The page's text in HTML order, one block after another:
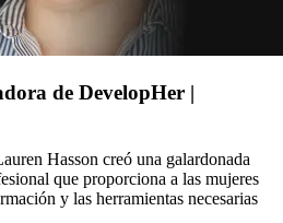
de DevelopHer |
Hasson creó una galardonada
que proporciona a las mujeres
y las herramientas necesarias